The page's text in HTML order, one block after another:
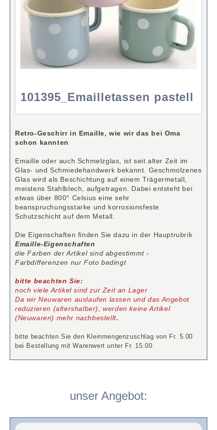
101395_Emailletassen pastell
Retro-Geschirr in Emaille, wie wir das bei Oma
schon kannten
Emaille oder auch Schmelzglas, ist seit alter Zeit im
Glas- und Schmiedehandwerk bekannt. Geschmolzenes
Glas wird als Beschichtung auf einem Trägermetall,
meistens Stahlblech, aufgetragen. Dabei entsteht bei
etwas über 800° Celsius eine sehr
beanspruchungsstarke und korrosionsfeste
Schutzschicht auf dem Metall.
Die Eigenschaften finden Sie dazu in der Hauptrubrik
Emaille-Eigenschaften
die Farben der Artikel sind abgestimmt -
Farbdifferenzen nur Foto bedingt
bitte beachten Sie:
noch viele Artikel sind zur Zeit an Lager
Da wir Neuwaren auslaufen lassen und das Angebot
reduzieren (altershalber), werden keine Artikel
(Neuwaren) mehr nachbestellt.
bitte beachten Sie den Kleinmengenzuschlag von Fr. 5.00
bei Bestellung mit Warenwert unter Fr. 15.00
unser Angebot: